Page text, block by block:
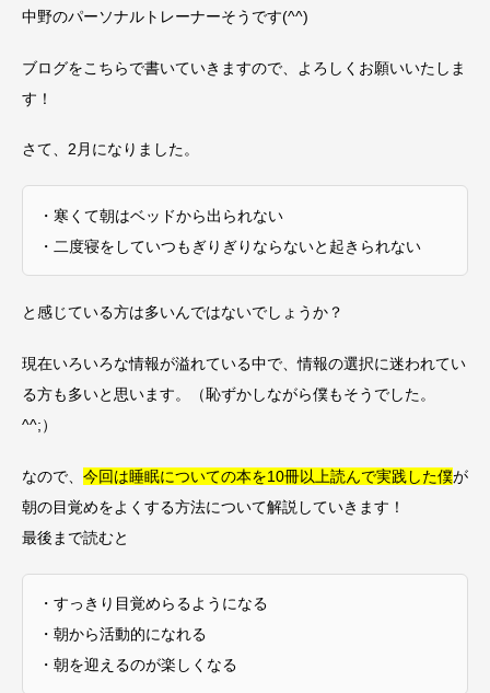
中野のパーソナルトレーナーそうです(^^)
ブログをこちらで書いていきますので、よろしくお願いいたしま
す！
さて、2月になりました。
・寒くて朝はベッドから出られない
・二度寝をしていつもぎりぎりならないと起きられない
と感じている方は多いんではないでしょうか？
現在いろいろな情報が溢れている中で、情報の選択に迷われてい
る方も多いと思います。（恥ずかしながら僕もそうでした。
^^;）
なので、 今回は睡眠についての本を10冊以上読んで実践した僕が
朝の目覚めをよくする方法について解説していきます！
最後まで読むと
・すっきり目覚めらるようになる
・朝から活動的になれる
・朝を迎えるのが楽しくなる